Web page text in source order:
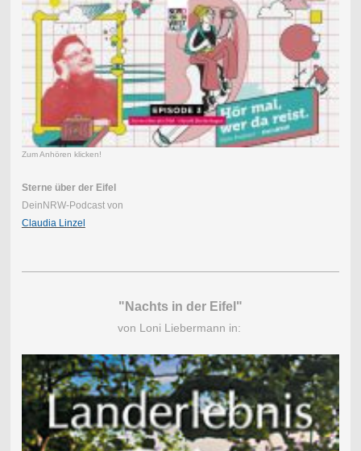
Zum Anhören klicken!
Sterne über der Eifel
DeinNRW-Podcast von
Claudia Linzel
"Nachts in der Eifel"
von Loni Liebermann in: